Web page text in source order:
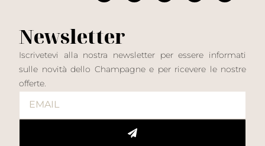
Newsletter
Iscrivetevi alla nostra newsletter per essere informati
sulle novità dello Champagne e per ricevere le nostre
offerte.